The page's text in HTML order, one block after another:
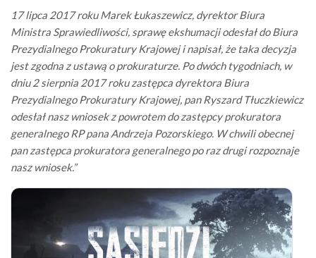
17 lipca 2017 roku Marek Łukaszewicz, dyrektor Biura
Ministra Sprawiedliwości, sprawę ekshumacji odesłał do Biura
Prezydialnego Prokuratury Krajowej i napisał, że taka decyzja
jest zgodna z ustawą o prokuraturze. Po dwóch tygodniach, w
dniu 2 sierpnia 2017 roku zastępca dyrektora Biura
Prezydialnego Prokuratury Krajowej, pan Ryszard Tłuczkiewicz
odesłał nasz wniosek z powrotem do zastępcy prokuratora
generalnego RP pana Andrzeja Pozorskiego. W chwili obecnej
pan zastępca prokuratora generalnego po raz drugi rozpoznaje
nasz wniosek.”